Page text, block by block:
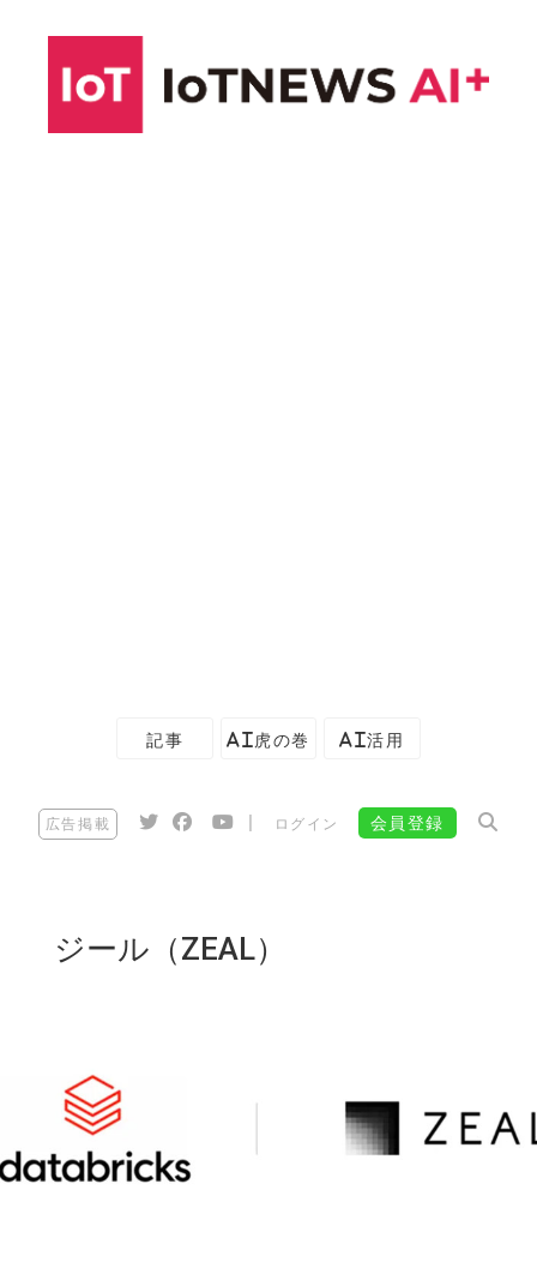
記事 AI虎の巻 AI活用
広告掲載 ログイン 会員登録
ジール（ZEAL）